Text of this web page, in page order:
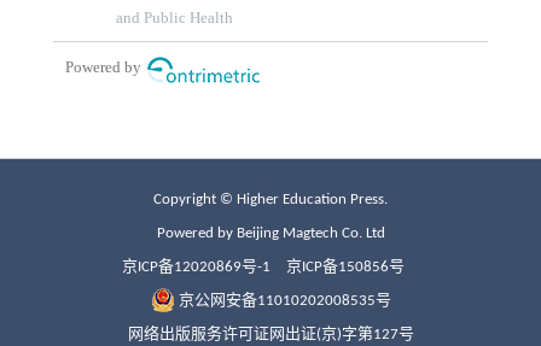
Copyright © Higher Education Press.
Powered by Beijing Magtech Co. Ltd
京ICP备12020869号-1 京ICP备150856号
京公网安备11010202008535号
网络出版服务许可证网出证(京)字第127号